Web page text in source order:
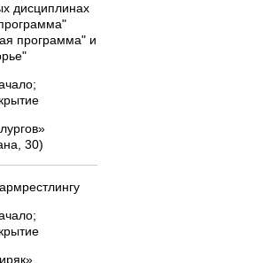
дисциплинах
программа" и
30)